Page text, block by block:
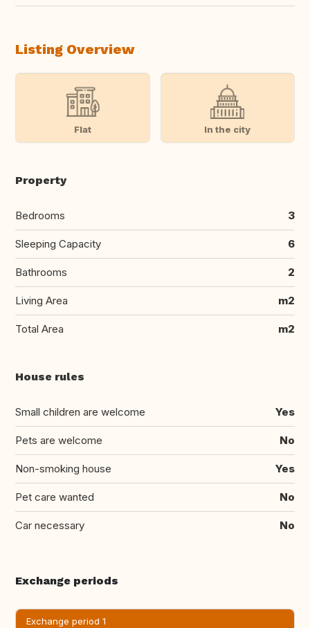
Listing Overview
Flat In the city
Property
Bedrooms 3
Sleeping Capacity 6
Bathrooms 2
Living Area m2
Total Area m2
House rules
Small children are welcome Yes
Pets are welcome No
Non-smoking house Yes
Pet care wanted No
Car necessary No
Exchange periods
Exchange period 1